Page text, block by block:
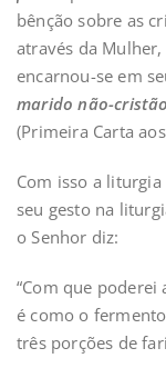
bênção sobre as
através da
encarnou-se em
marido não-
(Primeira Carta
Com isso a
seu gesto na
o Senhor diz:
“Com que poderei
é como o
três porções de